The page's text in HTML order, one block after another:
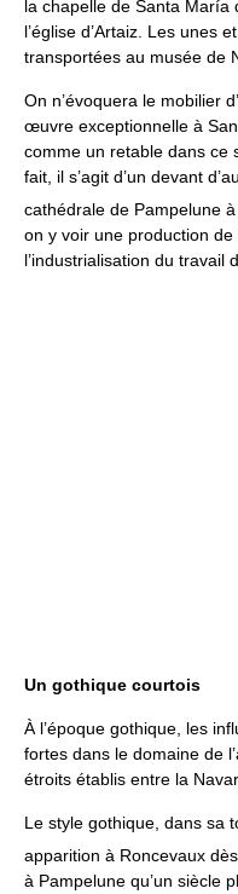
la chapelle de Santa
l’église d’Artaiz. Les unes
transportées au musée de
On n’évoquera le mobilier
œuvre exceptionnelle à
comme un retable dans ce
fait, il s’agit d’un devant
cathédrale de Pampelune
on y voir une production
l’industrialisation du travail
Un gothique courtois
À l’époque gothique, les
fortes dans le domaine de
étroits établis entre la
Le style gothique, dans sa
apparition à Roncevaux
à Pampelune qu’un siècle